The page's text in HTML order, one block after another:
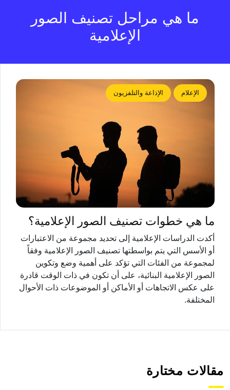
ما هي مراحل تصنيف الصور
الإعلامية
الإعلام الإذاعة والتلفزيون
‏ما هي خطوات تصنيف الصور الإعلامية؟
‏أكدت الدراسات الإعلامية إلى تحديد مجموعة من الاعتبارات
أو الأسس التي يتم بواسطتها تصنيف الصور الإعلامية وفقاً
لمجموعة من الفئات التي تؤكد على أهمية وضع وتكوين
الصور الإعلامية البنائية، على أن تكون في ذات الوقت قادرة
على عكس الاتجاهات أو الأماكن أو الموضوعات ذات الأحوال
المختلفة.
مقالات مختارة